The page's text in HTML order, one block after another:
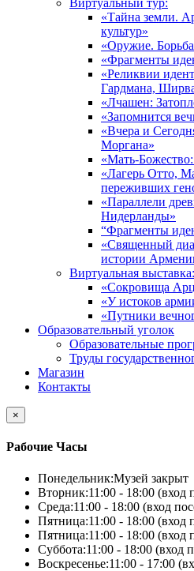
Виртуальный тур:
«Тайна земли.
культур»
«Оружие. Борьба
«Фрагменты
«Реликвии
Гардмана,
«Лчашен:
«Запомнится
«Вчера и
Моргана»
«Мать-
«Лагерь Отто,
переживших
«Параллели
Нидерланды»
“Фрагменты
«Священный
истории
Виртуальная выставка:
«Сокровища
«У истоков
«Путники
Образовательный уголок
Образовательные
Труды
Магазин
Контакты
×
Рабочие Часы
Понедельник:Музей закрыт
Вторник:11:00 - 18:00 (вход
Среда:11:00 - 18:00 (вход
Пятница:11:00 - 18:00 (вход
Пятница:11:00 - 18:00 (вход
Суббота:11:00 - 18:00 (вход
Воскресенье:11:00 - 17:00